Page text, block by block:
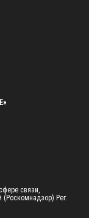
связи,
(Роскомнадзор) Рег.